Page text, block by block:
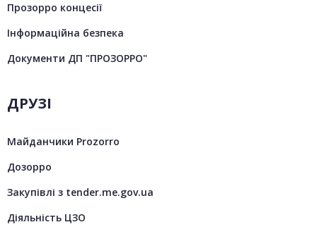
Прозорро концесії
Інформаційна безпека
Документи ДП "ПРОЗОРРО"
ДРУЗІ
Майданчики Prozorro
Дозорро
Закупівлі з tender.me.gov.ua
Діяльність ЦЗО